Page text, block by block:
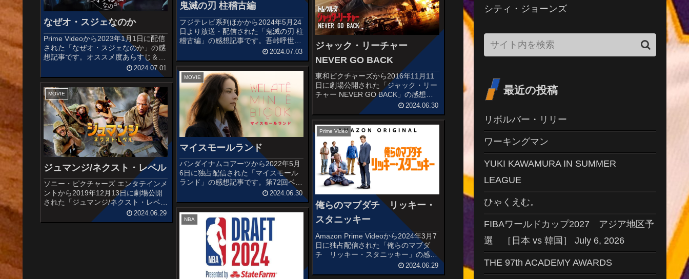
鬼滅の刃 柱稽古編
フジテレビ系列ほかから2024年5月24
日より放送・配信された「鬼滅の刃 柱
稽古編」の感想記事です。吾峠呼世晴
の同名漫画を原作としたテレビアニメ
シリーズの第四弾です。オススメ度あ
らすじ＆予告編傷も回復した炭治郎は
柱稽古に参加するため、まずは...
2024.07.03
なぜオ・スジェなのか
Prime Videoから2023年1月1日に配信
された「なぜオ・スジェなのか」の感
想記事です。オススメ度あらすじ＆予
告編高卒ながらTKローファームのスタ
ー弁護士であるオ・スジェ。 勝つ
ためには手段を選ばない冷徹な彼女
は、TKの会長チェ・...
2024.07.01
ジャック・リーチャー
NEVER GO BACK
東和ピクチャーズから2016年11月11
日に劇場公開された「ジャック・リー
チャー NEVER GO BACK」の感想記
事です。リー・チャイルド原作の小説
「ジャック・リーチャー」シリーズを
実写映画化したサスペンスアクション
「アウトロー」(20...
2024.06.30
MOVIE
マイスモールランド
バンダイナムコアーツから2022年5月
6日に独占配信された「マイスモール
ランド」の感想記事です。第72回ベル
リン国際映画祭ジェネレーション部門
に出品され、アムネスティ国際映画賞
スペシャルメンションを贈られた作品
です。オススメ度あらすじ＆予告...
2024.06.30
MOVIE
ジュマンジ/ネクスト・レベル
ソニー・ピクチャーズ エンタテインメ
ントから2019年12月13日に劇場公開
された「ジュマンジ/ネクスト・レベ
ル」の感想記事です。大ヒットを記録
したアドベンチャー「ジュマンジ ウ
2024.06.29
Prime Video
俺らのマブダチ リッキー・
スタニッキー
Amazon Prime Videoから2024年3月7
日に独占配信された「俺らのマブダ
チ リッキー・スタニッキー」の感想
記事です。オススメ度あらすじ＆予告
編ディーン、JT、ウェスの少年3人組
2024.06.29
NBA
シティ・ジョーンズ
最近の投稿
リボルバー・リリー
ワーキングマン
YUKI KAWAMURA IN SUMMER
LEAGUE
ひゃくえむ。
FIBAワールドカップ2027 アジア地区予
選 ［日本 vs 韓国］ July 6, 2026
THE 97th ACADEMY AWARDS